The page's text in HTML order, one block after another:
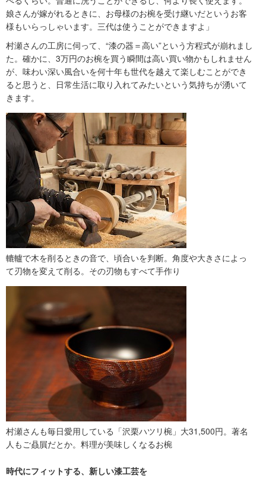
娘さんが嫁がれるときに、お母様のお椀を受け継いだというお客
様もいらっしゃいます。三代は使うことができますよ」
村瀬さんの工房に伺って、“漆の器＝高い”という方程式が崩れまし
た。確かに、3万円のお椀を買う瞬間は高い買い物かもしれません
が、味わい深い風合いを何十年も世代を越えて楽しむことができ
ると思うと、日常生活に取り入れてみたいという気持ちが湧いて
きます。
轆轤で木を削るときの音で、頃合いを判断。角度や大きさによっ
て刃物を変えて削る。その刃物もすべて手作り
村瀬さんも毎日愛用している「沢栗ハツリ椀」大31,500円。著名
人もご贔屓だとか。料理が美味しくなるお椀
時代にフィットする、新しい漆工芸を